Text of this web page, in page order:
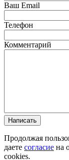
Ваш Email
Телефон
Комментарий
Написать
Продолжая
даете согласие на
cookies.